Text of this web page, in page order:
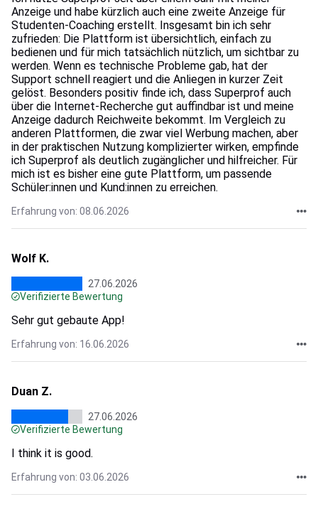
Anzeige und habe kürzlich auch eine zweite Anzeige für
Studenten-Coaching erstellt. Insgesamt bin ich sehr
zufrieden: Die Plattform ist übersichtlich, einfach zu
bedienen und für mich tatsächlich nützlich, um sichtbar zu
werden. Wenn es technische Probleme gab, hat der
Support schnell reagiert und die Anliegen in kurzer Zeit
gelöst. Besonders positiv finde ich, dass Superprof auch
über die Internet-Recherche gut auffindbar ist und meine
Anzeige dadurch Reichweite bekommt. Im Vergleich zu
anderen Plattformen, die zwar viel Werbung machen, aber
in der praktischen Nutzung komplizierter wirken, empfinde
ich Superprof als deutlich zugänglicher und hilfreicher. Für
mich ist es bisher eine gute Plattform, um passende
Schüler:innen und Kund:innen zu erreichen.
Erfahrung von: 08.06.2026
Wolf K.
27.06.2026
Verifizierte Bewertung
Sehr gut gebaute App!
Erfahrung von: 16.06.2026
Duan Z.
27.06.2026
Verifizierte Bewertung
I think it is good.
Erfahrung von: 03.06.2026